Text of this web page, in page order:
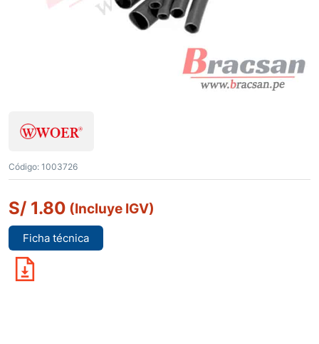
Código: 1003726
S/ 1.80 (Incluye IGV)
Ficha técnica